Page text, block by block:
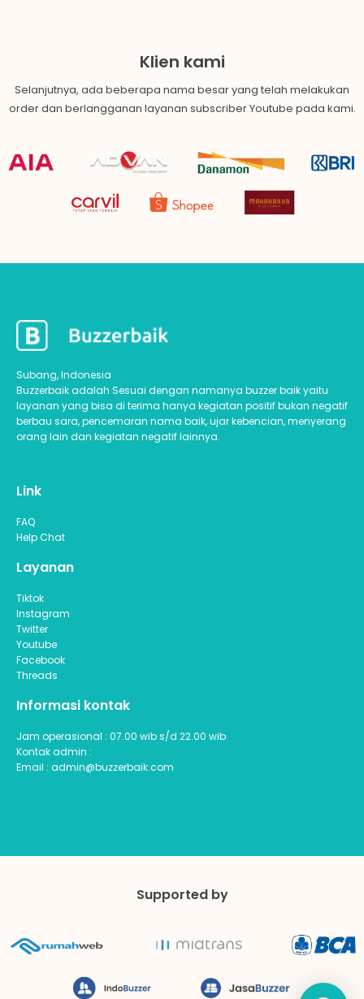
Klien kami
Selanjutnya, ada beberapa nama besar yang telah melakukan
order dan berlangganan layanan subscriber Youtube pada kami.
Subang, Indonesia
Buzzerbaik adalah Sesuai dengan namanya buzzer baik yaitu
layanan yang bisa di terima hanya kegiatan positif bukan negatif
berbau sara, pencemaran nama baik, ujar kebencian, menyerang
orang lain dan kegiatan negatif lainnya.
Link
FAQ
Help Chat
Layanan
Tiktok
Instagram
Twitter
Youtube
Facebook
Threads
Informasi kontak
Jam operasional : 07.00 wib s/d 22.00 wib
Kontak admin :
Email : admin@buzzerbaik.com
Supported by